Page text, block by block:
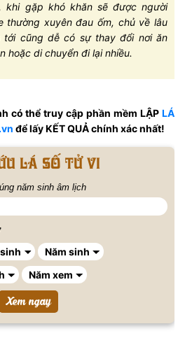
khi gặp khó khăn sẽ được người
thường xuyên đau ốm, chủ về lâu
tới cũng dễ có sự thay đổi nơi ăn
hoặc di chuyển đi lại nhiều.
có thể truy cập phần mềm LẬP LÁ
để lấy KẾT QUẢ chính xác nhất!
lá số tử vi
năm sinh âm lịch